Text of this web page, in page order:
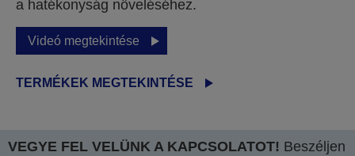
a hatékonyság növeléséhez.
Videó megtekintése
TERMÉKEK MEGTEKINTÉSE
VEGYE FEL VELÜNK A KAPCSOLATOT! Beszéljen